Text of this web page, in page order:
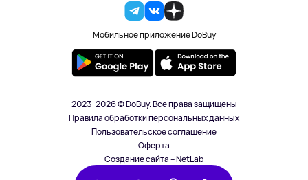
Мобильное приложение DoBuy
2023-2026 © DoBuy. Все права защищены
Правила обработки персональных данных
Пользовательское соглашение
Оферта
Создание сайта – NetLab